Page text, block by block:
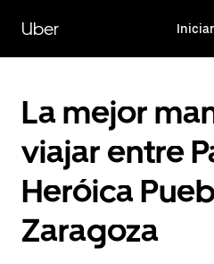
contenido
principal
Uber
La mejor
viajar entre
Heróica
Zaragoza